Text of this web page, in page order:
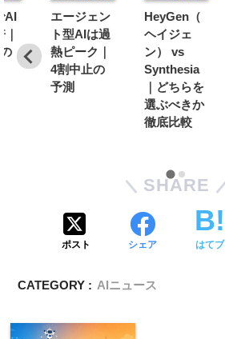
AI
エージェン
ト型AIは過
熱ピーク｜
4割中止の
予測
HeyGen（
ヘイジェ
ン） vs
Synthesia
｜どちらを
選ぶべきか
徹底比較
SHARE
ポスト シェア はてブ
CATEGORY : AIニュース